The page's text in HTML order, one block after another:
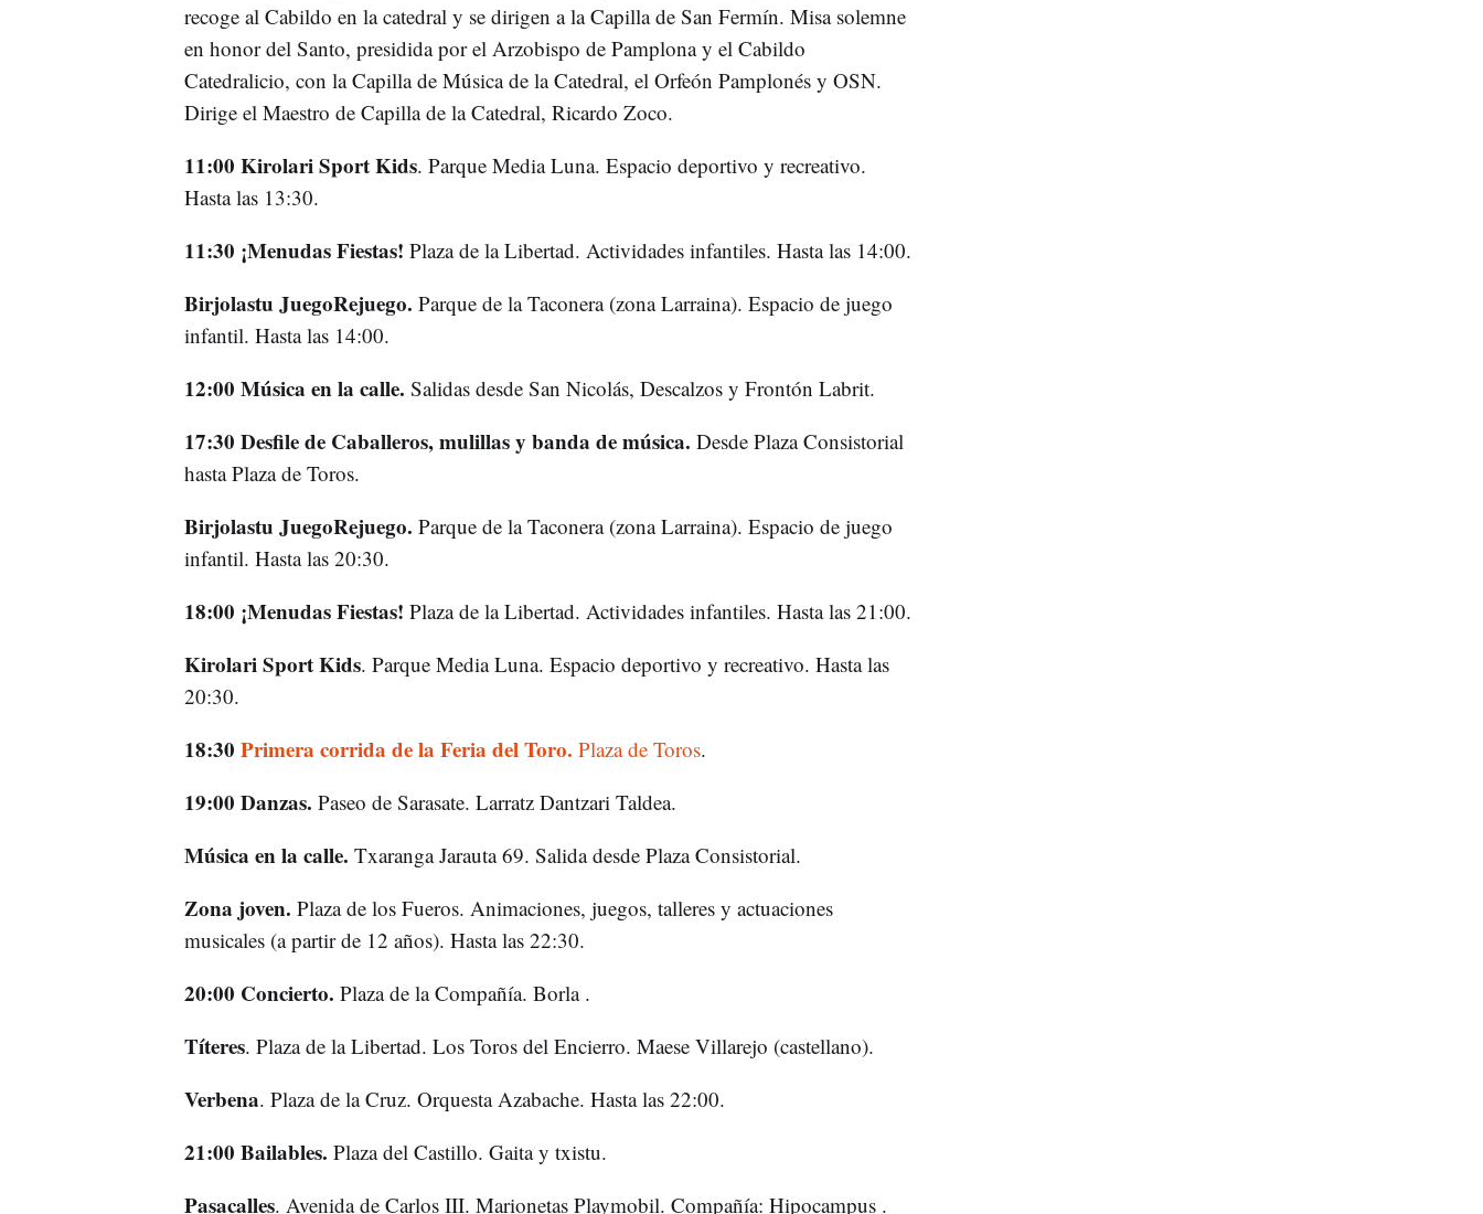
recoge al Cabildo en la catedral y se dirigen a la Capilla de San Fermín. Misa solemne
en honor del Santo, presidida por el Arzobispo de Pamplona y el Cabildo
Catedralicio, con la Capilla de Música de la Catedral, el Orfeón Pamplonés y OSN.
Dirige el Maestro de Capilla de la Catedral, Ricardo Zoco.
11:00 Kirolari Sport Kids. Parque Media Luna. Espacio deportivo y recreativo.
Hasta las 13:30.
11:30 ¡Menudas Fiestas! Plaza de la Libertad. Actividades infantiles. Hasta las 14:00.
Birjolastu JuegoRejuego. Parque de la Taconera (zona Larraina). Espacio de juego
infantil. Hasta las 14:00.
12:00 Música en la calle. Salidas desde San Nicolás, Descalzos y Frontón Labrit.
17:30 Desfile de Caballeros, mulillas y banda de música. Desde Plaza Consistorial
hasta Plaza de Toros.
Birjolastu JuegoRejuego. Parque de la Taconera (zona Larraina). Espacio de juego
infantil. Hasta las 20:30.
18:00 ¡Menudas Fiestas! Plaza de la Libertad. Actividades infantiles. Hasta las 21:00.
Kirolari Sport Kids. Parque Media Luna. Espacio deportivo y recreativo. Hasta las
20:30.
18:30 Primera corrida de la Feria del Toro. Plaza de Toros.
19:00 Danzas. Paseo de Sarasate. Larratz Dantzari Taldea.
Música en la calle. Txaranga Jarauta 69. Salida desde Plaza Consistorial.
Zona joven. Plaza de los Fueros. Animaciones, juegos, talleres y actuaciones
musicales (a partir de 12 años). Hasta las 22:30.
20:00 Concierto. Plaza de la Compañía. Borla .
Títeres. Plaza de la Libertad. Los Toros del Encierro. Maese Villarejo (castellano).
Verbena. Plaza de la Cruz. Orquesta Azabache. Hasta las 22:00.
21:00 Bailables. Plaza del Castillo. Gaita y txistu.
Pasacalles. Avenida de Carlos III. Marionetas Playmobil. Compañía: Hipocampus .